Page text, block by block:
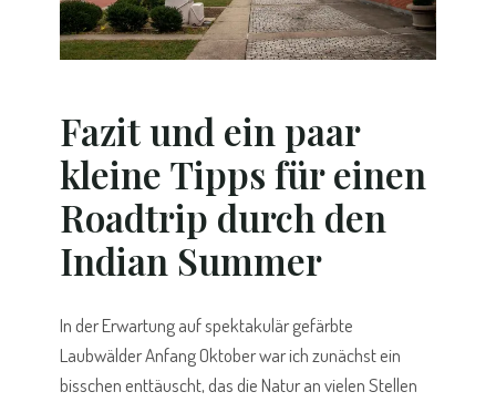
Fazit und ein paar
kleine Tipps für einen
Roadtrip durch den
Indian Summer
In der Erwartung auf spektakulär gefärbte
Laubwälder Anfang Oktober war ich zunächst ein
bisschen enttäuscht, das die Natur an vielen Stellen